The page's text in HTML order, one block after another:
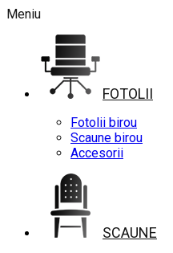
Meniu
FOTOLII
Fotolii birou
Scaune birou
Accesorii
SCAUNE